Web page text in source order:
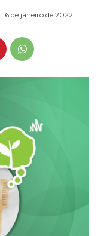
6 de janeiro de 2022